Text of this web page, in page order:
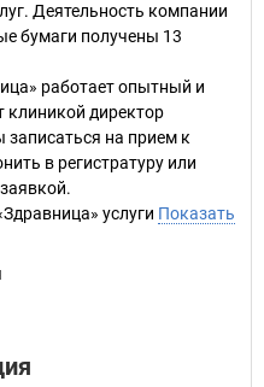
Деятельность компании
бумаги получены 13
работает опытный и
клиникой директор
на прием к
в регистратуру или
услуги Показать